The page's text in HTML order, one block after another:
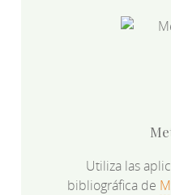
Utiliza las
bibliográfica de